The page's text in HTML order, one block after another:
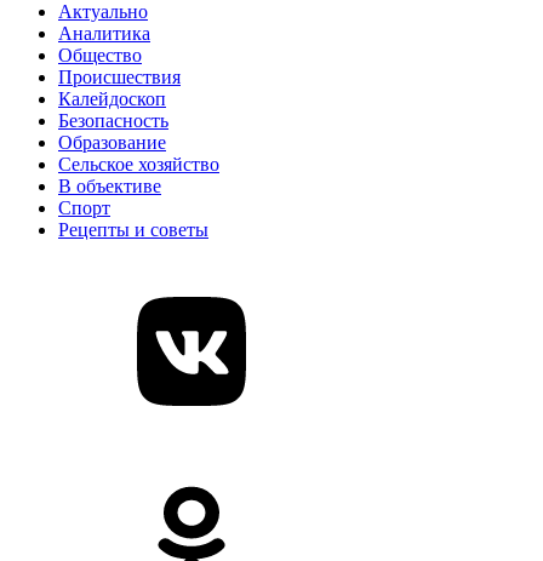
Актуально
Аналитика
Общество
Происшествия
Калейдоскоп
Безопасность
Образование
Сельское хозяйство
В объективе
Спорт
Рецепты и советы